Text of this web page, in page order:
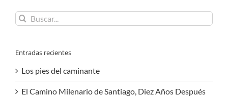
Buscar:
Entradas recientes
Los pies del caminante
El Camino Milenario de Santiago, Diez Años Después